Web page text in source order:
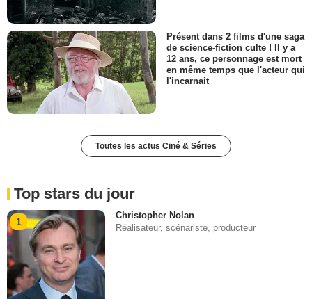
Présent dans 2 films d'une saga
de science-fiction culte ! Il y a
12 ans, ce personnage est mort
en même temps que l'acteur qui
l'incarnait
Toutes les actus Ciné & Séries
Top stars du jour
1
Christopher Nolan
Réalisateur, scénariste, producteur